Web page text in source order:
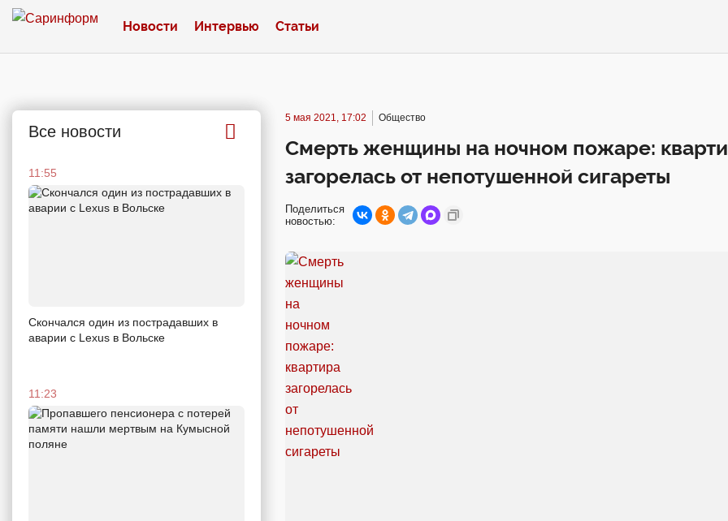
Новости Интервью Статьи
Все новости
11:55
Скончался один из пострадавших в
аварии c Lexus в Вольске
11:23
5 мая 2021, 17:02 Общество
Смерть женщины на ночном пожаре:
загорелась от непотушенной сигареты
Поделиться
новостью: